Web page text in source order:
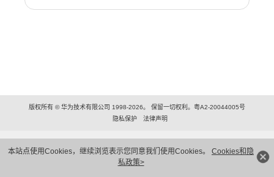
本站点使用Cookies，继续浏览表示您同意我们使用Cookies。 Cookies和隐
私政策>
版权所有 © 华为技术有限公司 1998-2026。 保留一切权利。粤A2-20044005号
隐私保护
法律声明